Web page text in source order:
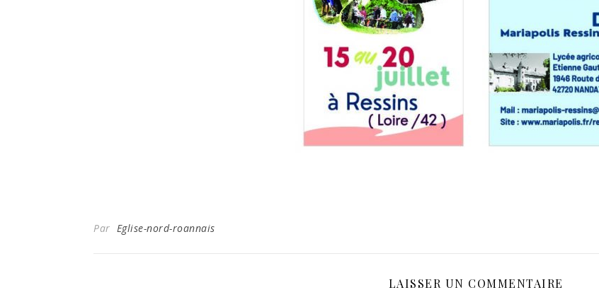
Par Eglise-nord-roannais
LAISSER UN COMMENTAIRE